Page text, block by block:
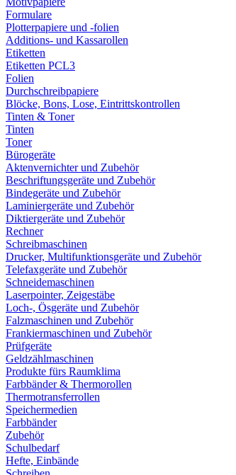
Formulare
Plotterpapiere und -folien
Additions- und Kassarollen
Etiketten
Etiketten PCL3
Folien
Durchschreibpapiere
Blöcke, Bons, Lose, Eintrittskontrollen
Tinten & Toner
Tinten
Toner
Bürogeräte
Aktenvernichter und Zubehör
Beschriftungsgeräte und Zubehör
Bindegeräte und Zubehör
Laminiergeräte und Zubehör
Diktiergeräte und Zubehör
Rechner
Schreibmaschinen
Drucker, Multifunktionsgeräte und Zubehör
Telefaxgeräte und Zubehör
Schneidemaschinen
Laserpointer, Zeigestäbe
Loch-, Ösgeräte und Zubehör
Falzmaschinen und Zubehör
Frankiermaschinen und Zubehör
Prüfgeräte
Geldzählmaschinen
Produkte fürs Raumklima
Farbbänder & Thermorollen
Thermotransferrollen
Speichermedien
Farbbänder
Zubehör
Schulbedarf
Hefte, Einbände